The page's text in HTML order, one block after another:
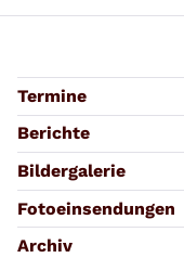
Termine
Berichte
Bildergalerie
Fotoeinsendungen
Archiv